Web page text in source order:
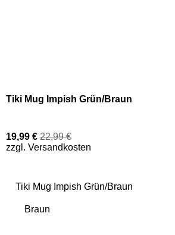
Tiki Mug Impish Grün/Braun
19,99 € 22,99 €
zzgl. Versandkosten
Tiki Mug Impish Grün/Braun